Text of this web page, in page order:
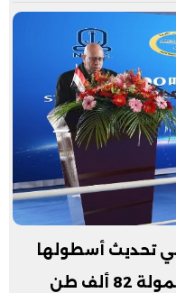
تحديث أسطولها
التجاري ببناء سفن عملاقة حمولة 82 ألف طن